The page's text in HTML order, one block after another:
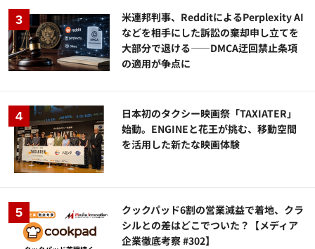
米連邦判事、RedditによるPerplexity AI
などを相手にした訴訟の棄却申し立てを
大部分で退ける——DMCA迂回禁止条項
の適用が争点に
日本初のタクシー映画祭「TAXIATER」
始動。ENGINEと花王が挑む、移動空間
を活用した新たな映画体験
クックパッド6割の営業減益で着地、クラ
シルとの差はどこでついた？【メディア
企業徹底考察 #302】